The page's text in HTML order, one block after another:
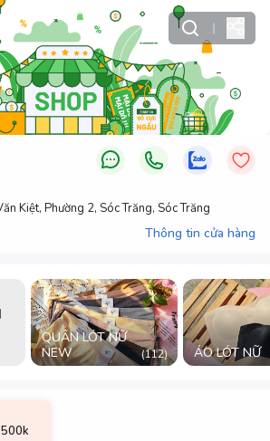
Thông tin cửa hàng
Kiệt, Phường 2, Sóc Trăng, Sóc Trăng
QUẦN LÓT NỮ
NEW
(112) ÁO LÓT NỮ